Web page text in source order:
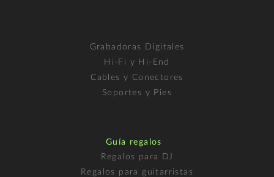
Grabadoras Digitales
Hi-Fi y Hi-End
Cables y Conectores
Soportes y Pies
Guía regalos
Regalos para DJ
Regalos para guitarristas